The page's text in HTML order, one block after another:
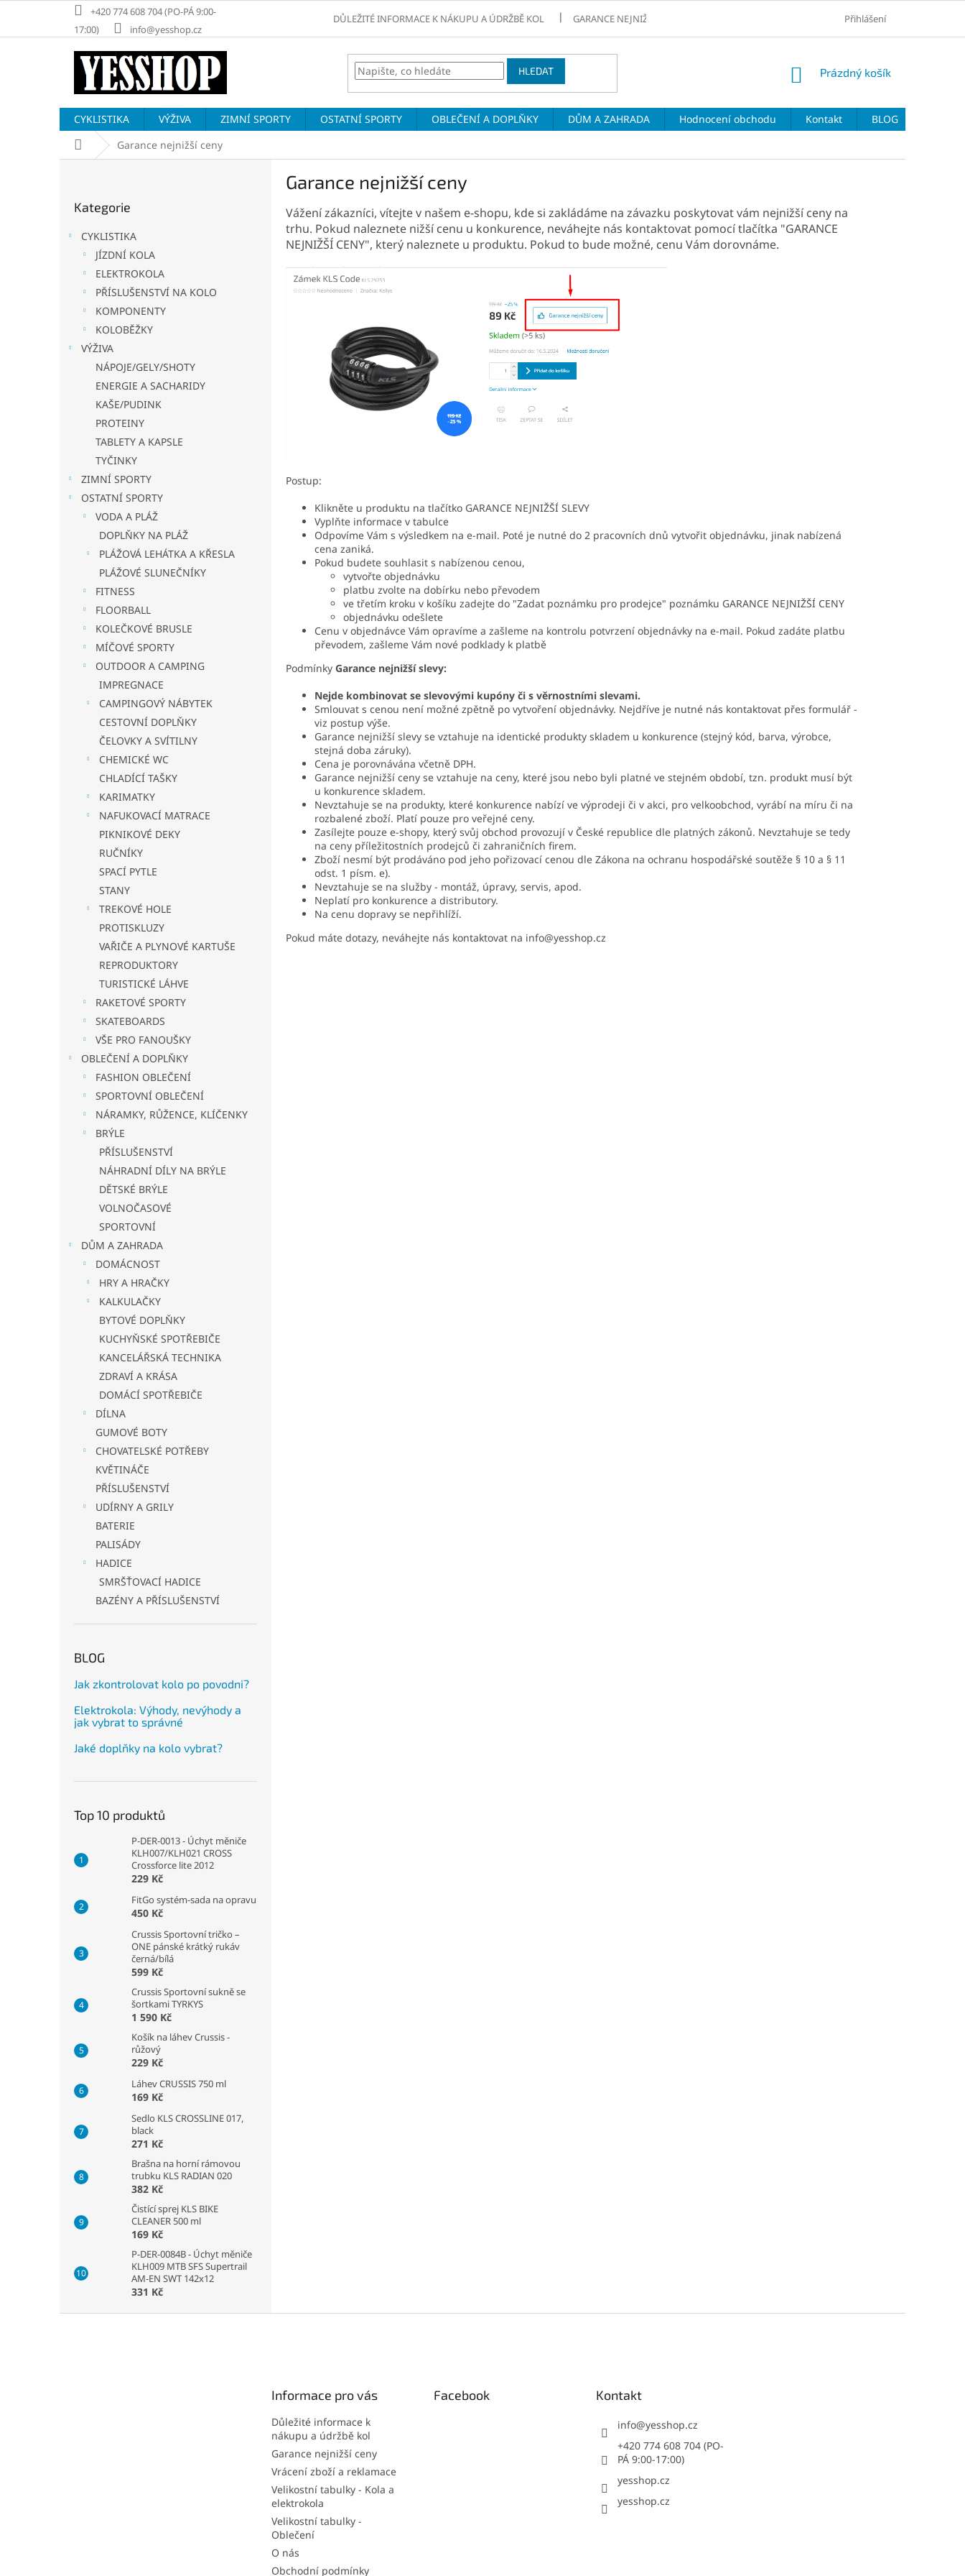
obsah
+420 774 608 704 (PO-PÁ 9:00-
17:00)
info@yesshop.cz
DŮLEŽITÉ INFORMACE K NÁKUPU A ÚDRŽBĚ KOL GARANCE NEJNIŽŠÍ CENY VELIKOSTNÍ TABULKY
Přihlášení
HLEDAT
NÁKUPNÍ
Prázdný košík
CYKLISTIKA VÝŽIVA ZIMNÍ SPORTY OSTATNÍ SPORTY OBLEČENÍ A DOPLŇKY DŮM A ZAHRADA Hodnocení obchodu Kontakt
BLOG
Domů Garance nejnižší ceny
kategorie
Kategorie
CYKLISTIKA
JÍZDNÍ KOLA
ELEKTROKOLA
PŘÍSLUŠENSTVÍ NA KOLO
KOMPONENTY
KOLOBĚŽKY
VÝŽIVA
NÁPOJE/GELY/SHOTY
ENERGIE A SACHARIDY
KAŠE/PUDINK
PROTEINY
TABLETY A KAPSLE
TYČINKY
ZIMNÍ SPORTY
OSTATNÍ SPORTY
VODA A PLÁŽ
DOPLŇKY NA PLÁŽ
PLÁŽOVÁ LEHÁTKA A KŘESLA
PLÁŽOVÉ SLUNEČNÍKY
FITNESS
FLOORBALL
KOLEČKOVÉ BRUSLE
MÍČOVÉ SPORTY
OUTDOOR A CAMPING
IMPREGNACE
CAMPINGOVÝ NÁBYTEK
CESTOVNÍ DOPLŇKY
ČELOVKY A SVÍTILNY
CHEMICKÉ WC
CHLADÍCÍ TAŠKY
KARIMATKY
NAFUKOVACÍ MATRACE
PIKNIKOVÉ DEKY
RUČNÍKY
SPACÍ PYTLE
STANY
TREKOVÉ HOLE
PROTISKLUZY
VAŘIČE A PLYNOVÉ KARTUŠE
REPRODUKTORY
TURISTICKÉ LÁHVE
RAKETOVÉ SPORTY
SKATEBOARDS
VŠE PRO FANOUŠKY
OBLEČENÍ A DOPLŇKY
FASHION OBLEČENÍ
SPORTOVNÍ OBLEČENÍ
NÁRAMKY, RŮŽENCE, KLÍČENKY
BRÝLE
PŘÍSLUŠENSTVÍ
NÁHRADNÍ DÍLY NA BRÝLE
DĚTSKÉ BRÝLE
VOLNOČASOVÉ
SPORTOVNÍ
DŮM A ZAHRADA
DOMÁCNOST
HRY A HRAČKY
KALKULAČKY
BYTOVÉ DOPLŇKY
KUCHYŇSKÉ SPOTŘEBIČE
KANCELÁŘSKÁ TECHNIKA
ZDRAVÍ A KRÁSA
DOMÁCÍ SPOTŘEBIČE
DÍLNA
GUMOVÉ BOTY
CHOVATELSKÉ POTŘEBY
KVĚTINÁČE
PŘÍSLUŠENSTVÍ
UDÍRNY A GRILY
BATERIE
PALISÁDY
HADICE
SMRŠŤOVACÍ HADICE
BAZÉNY A PŘÍSLUŠENSTVÍ
BLOG
Jak zkontrolovat kolo po povodni?
Elektrokola: Výhody, nevýhody a
jak vybrat to správné
Jaké doplňky na kolo vybrat?
Top 10 produktů
P-DER-0013 - Úchyt měniče
KLH007/KLH021 CROSS
Crossforce lite 2012
229 Kč
FitGo systém-sada na opravu
450 Kč
Crussis Sportovní tričko –
ONE pánské krátký rukáv
černá/bílá
599 Kč
Crussis Sportovní sukně se
šortkami TYRKYS
1 590 Kč
Košík na láhev Crussis -
růžový
229 Kč
Láhev CRUSSIS 750 ml
169 Kč
Sedlo KLS CROSSLINE 017,
black
271 Kč
Brašna na horní rámovou
trubku KLS RADIAN 020
382 Kč
Čistící sprej KLS BIKE
CLEANER 500 ml
169 Kč
P-DER-0084B - Úchyt měniče
KLH009 MTB SFS Supertrail
AM-EN SWT 142x12
331 Kč
Garance nejnižší ceny
Vážení zákazníci, vítejte v našem e-shopu, kde si zakládáme na závazku poskytovat vám nejnižší ceny na
trhu. Pokud naleznete nižší cenu u konkurence, neváhejte nás kontaktovat pomocí tlačítka "GARANCE
NEJNIŽŠÍ CENY", který naleznete u produktu. Pokud to bude možné, cenu Vám dorovnáme.
Postup:
Klikněte u produktu na tlačítko GARANCE NEJNIŽŠÍ SLEVY
Vyplňte informace v tabulce
Odpovíme Vám s výsledkem na e-mail. Poté je nutné do 2 pracovních dnů vytvořit objednávku, jinak nabízená
cena zaniká.
Pokud budete souhlasit s nabízenou cenou,
vytvořte objednávku
platbu zvolte na dobírku nebo převodem
ve třetím kroku v košíku zadejte do "Zadat poznámku pro prodejce" poznámku GARANCE NEJNIŽŠÍ CENY
objednávku odešlete
Cenu v objednávce Vám opravíme a zašleme na kontrolu potvrzení objednávky na e-mail. Pokud zadáte platbu
převodem, zašleme Vám nové podklady k platbě
Podmínky Garance nejnižší slevy:
Nejde kombinovat se slevovými kupóny či s věrnostními slevami.
Smlouvat s cenou není možné zpětně po vytvoření objednávky. Nejdříve je nutné nás kontaktovat přes formulář -
viz postup výše.
Garance nejnižší slevy se vztahuje na identické produkty skladem u konkurence (stejný kód, barva, výrobce,
stejná doba záruky).
Cena je porovnávána včetně DPH.
Garance nejnižší ceny se vztahuje na ceny, které jsou nebo byli platné ve stejném období, tzn. produkt musí být
u konkurence skladem.
Nevztahuje se na produkty, které konkurence nabízí ve výprodeji či v akci, pro velkoobchod, vyrábí na míru či na
rozbalené zboží. Platí pouze pro veřejné ceny.
Zasílejte pouze e-shopy, který svůj obchod provozují v České republice dle platných zákonů. Nevztahuje se tedy
na ceny příležitostních prodejců či zahraničních firem.
Zboží nesmí být prodáváno pod jeho pořizovací cenou dle Zákona na ochranu hospodářské soutěže § 10 a § 11
odst. 1 písm. e).
Nevztahuje se na služby - montáž, úpravy, servis, apod.
Neplatí pro konkurence a distributory.
Na cenu dopravy se nepřihlíží.
Pokud máte dotazy, neváhejte nás kontaktovat na info@yesshop.cz
Informace pro vás
Důležité informace k
nákupu a údržbě kol
Garance nejnižší ceny
Vrácení zboží a reklamace
Velikostní tabulky - Kola a
elektrokola
Velikostní tabulky -
Oblečení
O nás
Obchodní podmínky
Facebook Kontakt
info@yesshop.cz
+420 774 608 704 (PO-
PÁ 9:00-17:00)
yesshop.cz
yesshop.cz